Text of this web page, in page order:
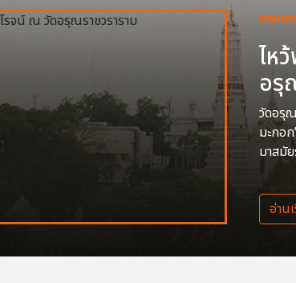
กรุงเ
ไห
อรุ
วัดอรุ
มะกอ
มาสมั
อ่าน